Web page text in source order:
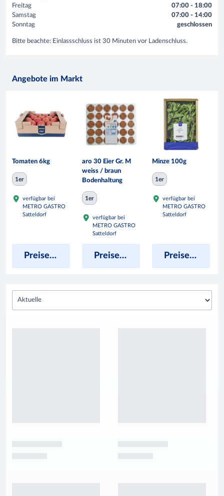
Freitag
Samstag
Sonntag
07:00 - 18:00
07:00 - 14:00
geschlossen
Bitte beachte: Einlassschluss ist 30 Minuten vor Ladenschluss.
Angebote im Markt
Tomaten 6kg
1er
verfügbar bei
METRO GASTRO
Satteldorf
Preise anzeigen
aro 30 Eier Gr. M
weiss / braun
Bodenhaltung
1er
verfügbar bei
METRO GASTRO
Satteldorf
Preise anzeigen
Minze 100g
1er
verfügbar bei
METRO GASTRO
Satteldorf
Preise anzeigen